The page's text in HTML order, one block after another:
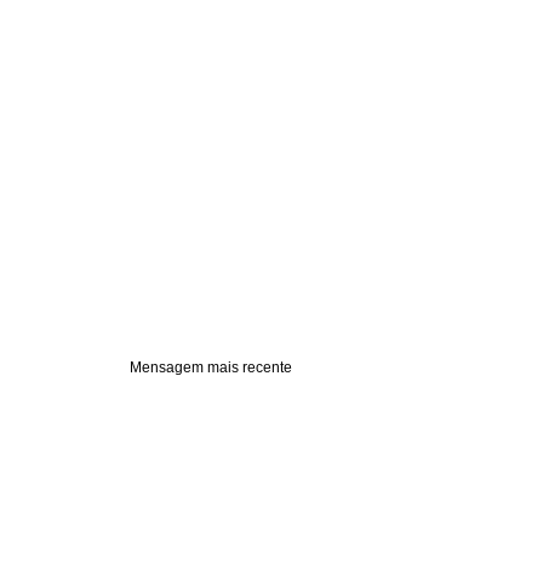
Mensagem mais recente